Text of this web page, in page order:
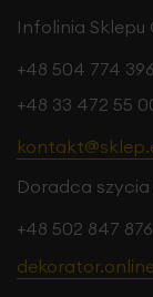
Infolinia Sklepu
+48 504 774 396
+48 33 472 55
Doradca
+48 502 847 876